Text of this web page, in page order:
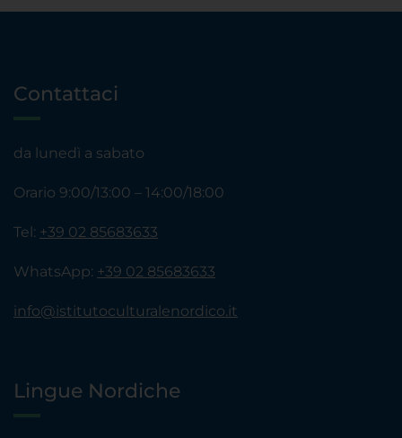
Contattaci
da lunedì a sabato
Orario 9:00/13:00 – 14:00/18:00
Tel: +39 02 85683633
WhatsApp: +39 02 85683633
info@istitutoculturalenordico.it
Lingue Nordiche